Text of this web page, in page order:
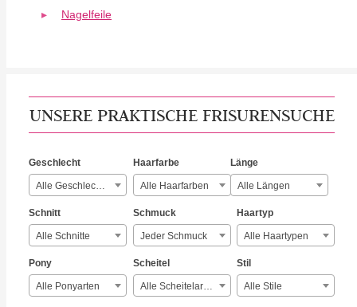
Nagelfeile
UNSERE PRAKTISCHE FRISURENSUCHE
Geschlecht
Alle Geschlechter
Haarfarbe
Alle Haarfarben
Länge
Alle Längen
Schnitt
Alle Schnitte
Schmuck
Jeder Schmuck
Haartyp
Alle Haartypen
Pony
Alle Ponyarten
Scheitel
Alle Scheitelarten
Stil
Alle Stile